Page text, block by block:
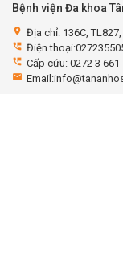
Bệnh viện Đa khoa
location_on Địa chỉ: 136C,
perm_phone_msg Điện
perm_phone_msg Cấp cứu: 0272 3 661
email